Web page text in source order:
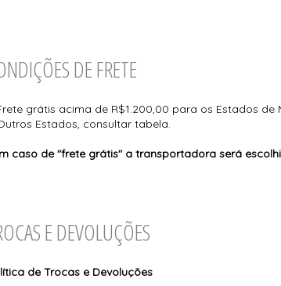
DE FRETE
grátis acima de R$1.200,00 para os Estados de
Estados, consultar tabela.
caso de "frete grátis" a transportadora será
E DEVOLUÇÕES
de Trocas e Devoluções